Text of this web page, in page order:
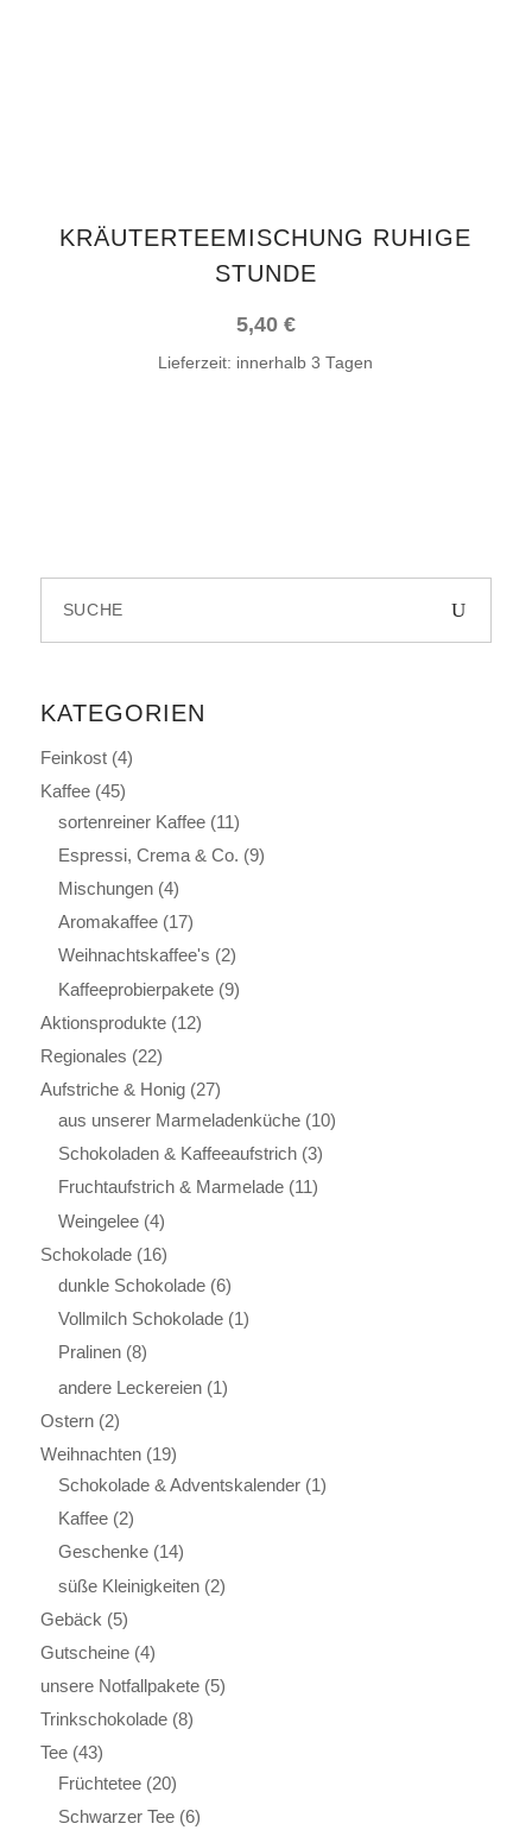
KRÄUTERTEEMISCHUNG RUHIGE
STUNDE
5,40 €
Lieferzeit: innerhalb 3 Tagen
KATEGORIEN
Feinkost (4)
Kaffee (45)
sortenreiner Kaffee (11)
Espressi, Crema & Co. (9)
Mischungen (4)
Aromakaffee (17)
Weihnachtskaffee's (2)
Kaffeeprobierpakete (9)
Aktionsprodukte (12)
Regionales (22)
Aufstriche & Honig (27)
aus unserer Marmeladenküche (10)
Schokoladen & Kaffeeaufstrich (3)
Fruchtaufstrich & Marmelade (11)
Weingelee (4)
Schokolade (16)
dunkle Schokolade (6)
Vollmilch Schokolade (1)
Pralinen (8)
andere Leckereien (1)
Ostern (2)
Weihnachten (19)
Schokolade & Adventskalender (1)
Kaffee (2)
Geschenke (14)
süße Kleinigkeiten (2)
Gebäck (5)
Gutscheine (4)
unsere Notfallpakete (5)
Trinkschokolade (8)
Tee (43)
Früchtetee (20)
Schwarzer Tee (6)